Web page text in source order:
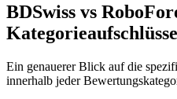
BDSwiss vs
Ein genauerer Blick auf die
innerhalb jeder